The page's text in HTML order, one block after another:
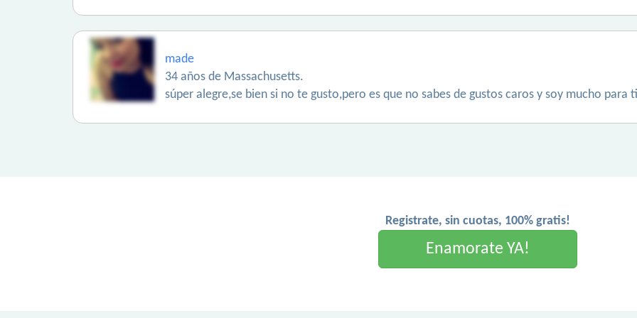
made
34 años de Massachusetts.
súper alegre,se bien si no te gusto,pero es que no sabes de gustos caros y soy mucho para
Registrate, sin cuotas, 100% gratis!
Enamorate YA!